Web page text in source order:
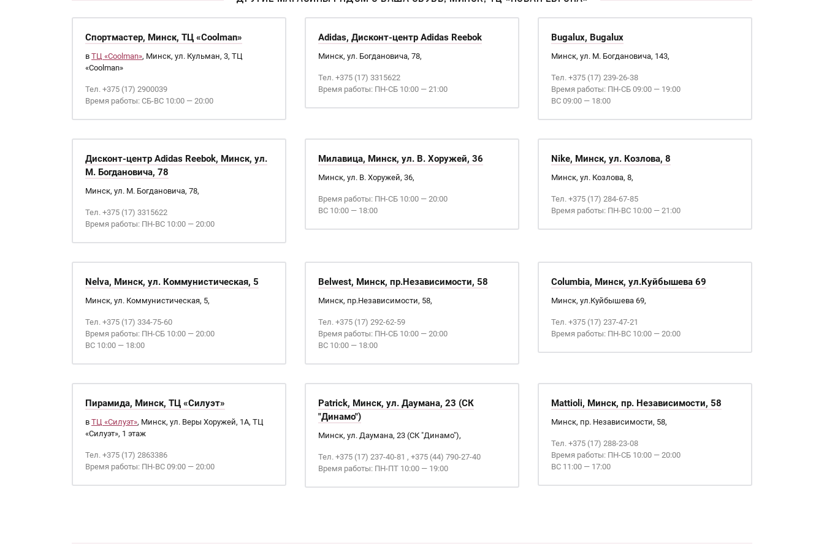
Спортмастер, Минск, ТЦ «Coolman»
в ТЦ «Coolman», Минск, ул. Кульман, 3, ТЦ
«Coolman»
Тел. +375 (17) 2900039
Время работы: СБ-ВС 10:00 — 20:00
Adidas, Дисконт-центр Adidas Reebok
Минск, ул. Богдановича, 78,
Тел. +375 (17) 3315622
Время работы: ПН-СБ 10:00 — 21:00
Bugalux, Bugalux
Минск, ул. М. Богдановича, 143,
Тел. +375 (17) 239-26-38
Время работы: ПН-СБ 09:00 — 19:00
ВС 09:00 — 18:00
Дисконт-центр Adidas Reebok, Минск, ул.
М. Богдановича, 78
Минск, ул. М. Богдановича, 78,
Тел. +375 (17) 3315622
Время работы: ПН-ВС 10:00 — 20:00
Милавица, Минск, ул. В. Хоружей, 36
Минск, ул. В. Хоружей, 36,
Время работы: ПН-СБ 10:00 — 20:00
ВС 10:00 — 18:00
Nike, Минск, ул. Козлова, 8
Минск, ул. Козлова, 8,
Тел. +375 (17) 284-67-85
Время работы: ПН-ВС 10:00 — 21:00
Nelva, Минск, ул. Коммунистическая, 5
Минск, ул. Коммунистическая, 5,
Тел. +375 (17) 334-75-60
Время работы: ПН-СБ 10:00 — 20:00
ВС 10:00 — 18:00
Belwest, Минск, пр.Независимости, 58
Минск, пр.Независимости, 58,
Тел. +375 (17) 292-62-59
Время работы: ПН-СБ 10:00 — 20:00
ВС 10:00 — 18:00
Columbia, Минск, ул.Куйбышева 69
Минск, ул.Куйбышева 69,
Тел. +375 (17) 237-47-21
Время работы: ПН-ВС 10:00 — 20:00
Пирамида, Минск, ТЦ «Силуэт»
в ТЦ «Силуэт», Минск, ул. Веры Хоружей, 1А, ТЦ
«Силуэт», 1 этаж
Тел. +375 (17) 2863386
Время работы: ПН-ВС 09:00 — 20:00
Patrick, Минск, ул. Даумана, 23 (СК
"Динамо")
Минск, ул. Даумана, 23 (СК "Динамо"),
Тел. +375 (17) 237-40-81 , +375 (44) 790-27-40
Время работы: ПН-ПТ 10:00 — 19:00
Mattioli, Минск, пр. Независимости, 58
Минск, пр. Независимости, 58,
Тел. +375 (17) 288-23-08
Время работы: ПН-СБ 10:00 — 20:00
ВС 11:00 — 17:00